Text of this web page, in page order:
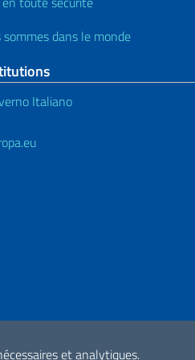
et analytiques.
sommes dans le monde
Italiano